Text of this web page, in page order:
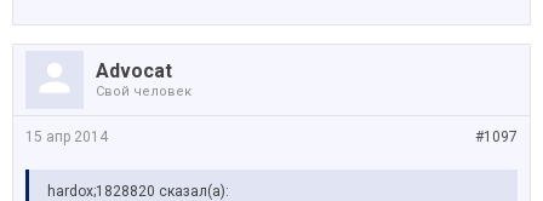
Advocat
Свой человек
#1097
15 апр 2014
hardox;1828820 сказал(а):